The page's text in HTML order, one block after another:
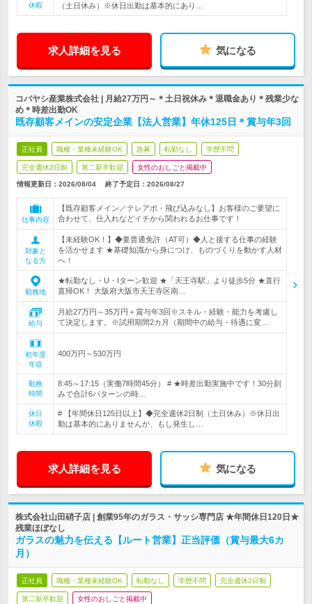
休暇
（土日休み）※休日出勤は基本的にあり…
求人詳細を見る 気になる
コバヤシ産業株式会社 | 月給27万円～＊土日祝休み＊退職金あり＊残業少な
め＊時差出勤OK
既存顧客メインの安定企業【法人営業】年休125日＊賞与年3回
正社員 職種・業種未経験OK 急募 転勤なし 学歴不問
完全週休2日制 第二新卒歓迎 女性のおしごと掲載中
情報更新日：2026/08/04 終了予定日： 2026/08/27
仕事内容
【既存顧客メイン／テレアポ・飛び込みなし】お客様のご要望に
合わせて、仕入れなどイチから関われるお仕事です！
対象と
なる方
【未経験OK！】◆要普通免許（AT可）◆人と接する仕事の経験
を活かせます ★基礎知識から身につけ、ものづくりを動かす人材
へ！
勤務地
★転勤なし・U・Iターン歓迎 ★「天王寺駅」より徒歩5分 ★直行
直帰OK！ 大阪府大阪市天王寺区南…
給与
月給27万円～35万円＋賞与年3回※スキル・経験・能力を考慮し
て決定します。※試用期間2カ月（期間中の給与・待遇に変…
初年度
年収
400万円～530万円
勤務
時間
8:45～17:15（実働7時間45分） # ★時差出勤実施中です！30分刻
みで合計6パターンの時…
休日
休暇
# 【年間休日125日以上】◆完全週休2日制（土日休み）※休日出
勤は基本的にありませんが、もし発生し…
求人詳細を見る 気になる
株式会社山田硝子店 | 創業95年のガラス・サッシ専門店 ★年間休日120日★
残業ほぼなし
ガラスの魅力を伝える【ルート営業】正当評価（賞与最大6カ
月）
正社員 職種・業種未経験OK 転勤なし 学歴不問 完全週休2日制
第二新卒歓迎 女性のおしごと掲載中